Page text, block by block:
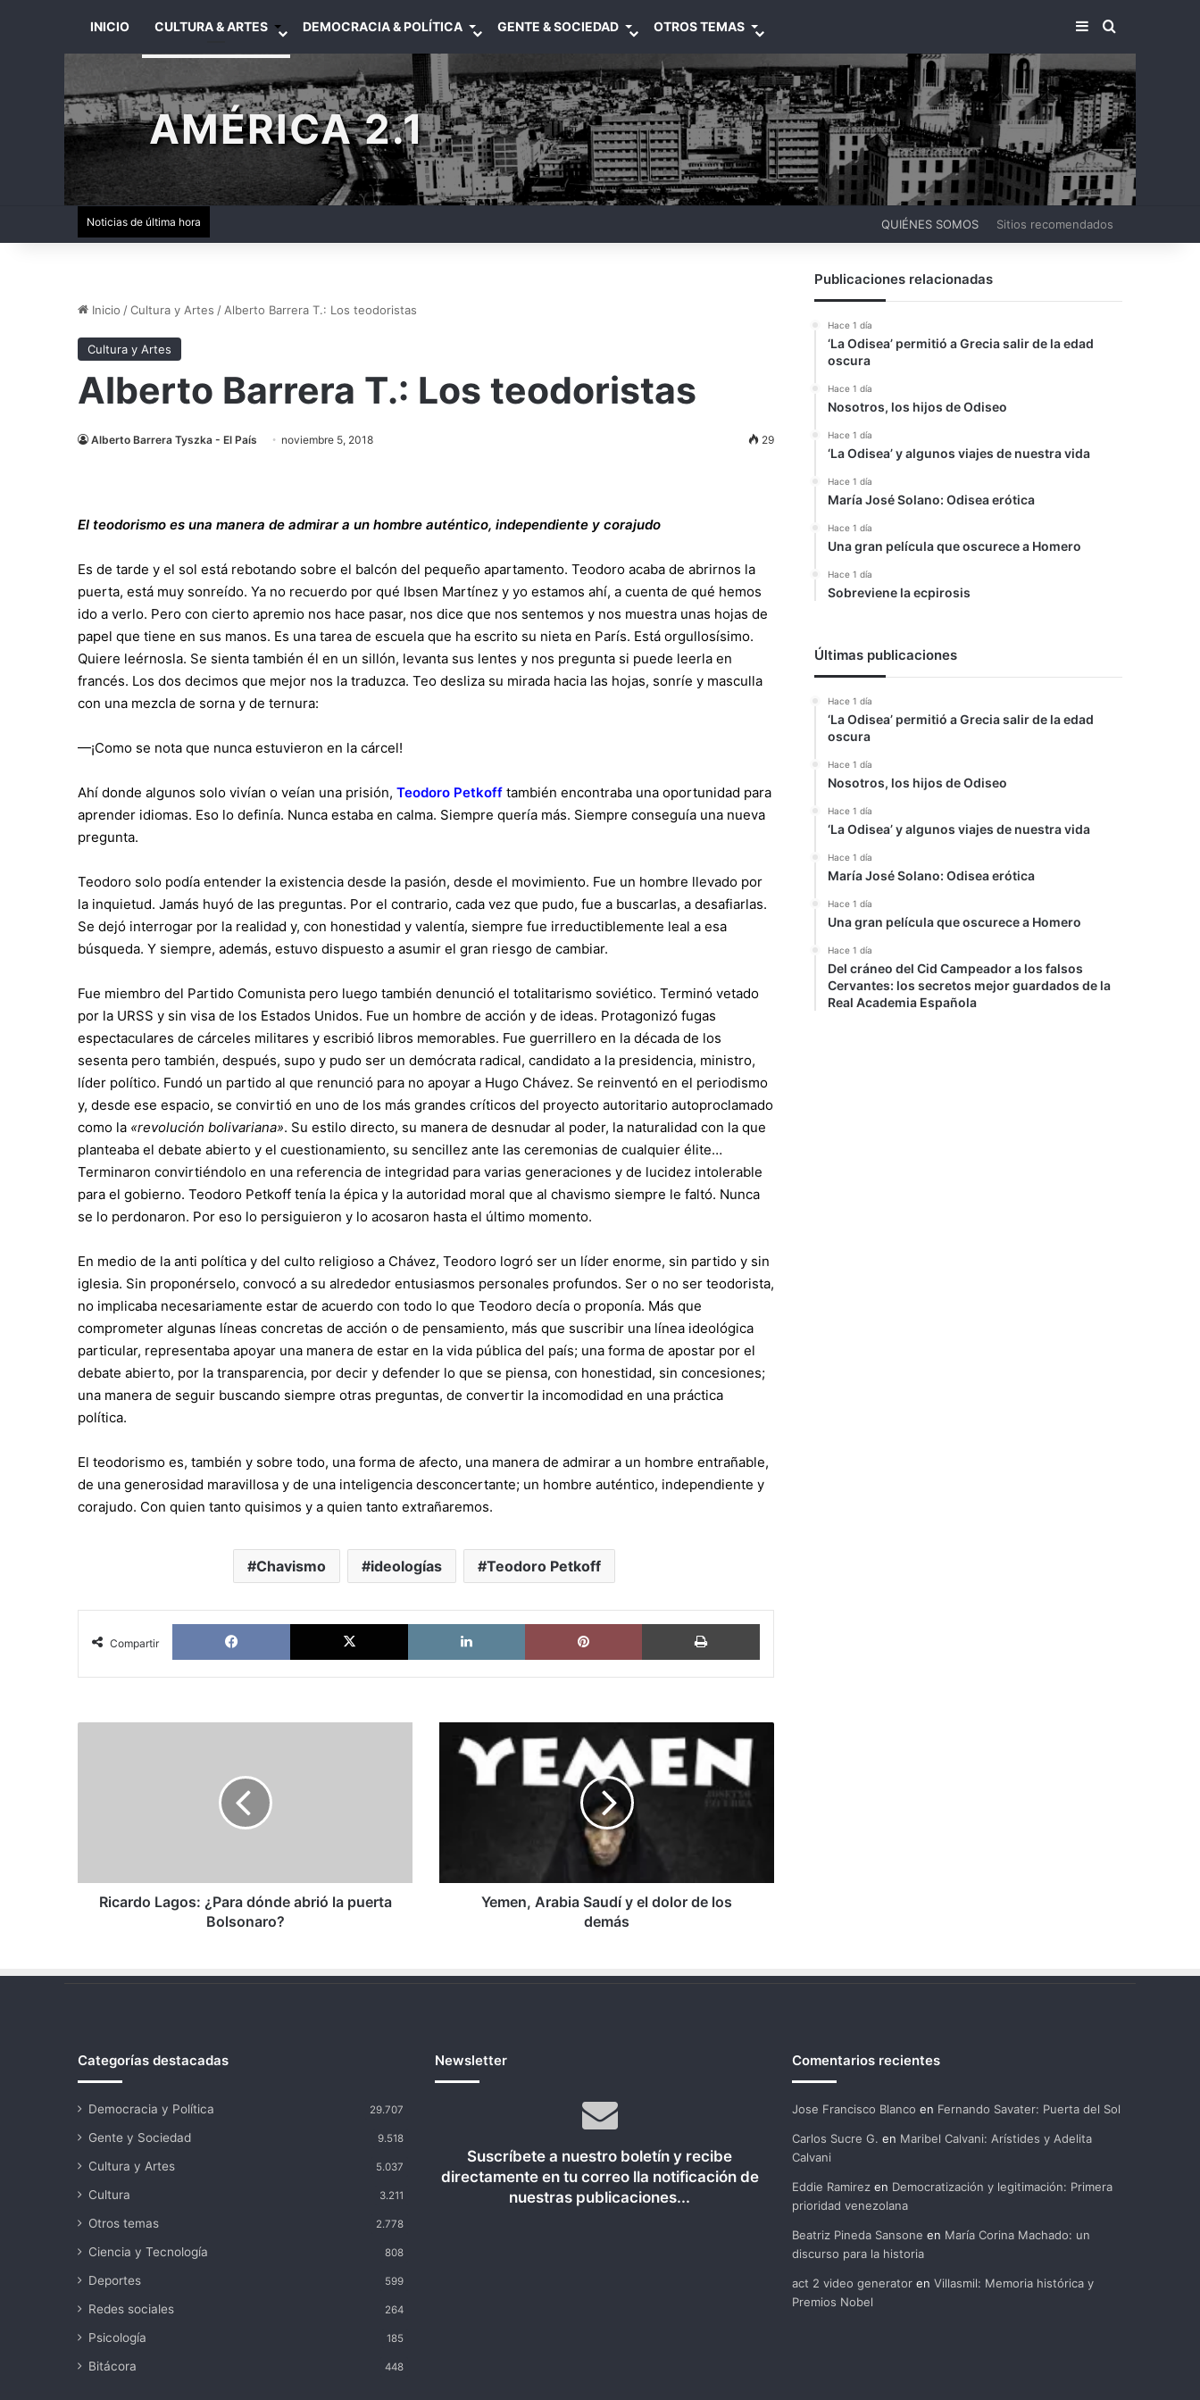
INICIO CULTURA & ARTES DEMOCRACIA & POLÍTICA GENTE & SOCIEDAD OTROS TEMAS BARRA LATERAL
BUSCAR
AMÉRICA 2.1
Noticias de última hora QUIÉNES SOMOS Sitios recomendados
Inicio /Cultura y Artes / Alberto Barrera T.: Los teodoristas
Cultura y Artes
Alberto Barrera T.: Los teodoristas
Alberto Barrera Tyszka - El País noviembre 5, 2018 29
El teodorismo es una manera de admirar a un hombre auténtico, independiente y corajudo
Es de tarde y el sol está rebotando sobre el balcón del pequeño apartamento. Teodoro acaba de abrirnos la
puerta, está muy sonreído. Ya no recuerdo por qué Ibsen Martínez y yo estamos ahí, a cuenta de qué hemos
ido a verlo. Pero con cierto apremio nos hace pasar, nos dice que nos sentemos y nos muestra unas hojas de
papel que tiene en sus manos. Es una tarea de escuela que ha escrito su nieta en París. Está orgullosísimo.
Quiere leérnosla. Se sienta también él en un sillón, levanta sus lentes y nos pregunta si puede leerla en
francés. Los dos decimos que mejor nos la traduzca. Teo desliza su mirada hacia las hojas, sonríe y masculla
con una mezcla de sorna y de ternura:
—¡Como se nota que nunca estuvieron en la cárcel!
Ahí donde algunos solo vivían o veían una prisión, Teodoro Petkoff también encontraba una oportunidad para
aprender idiomas. Eso lo definía. Nunca estaba en calma. Siempre quería más. Siempre conseguía una nueva
pregunta.
Teodoro solo podía entender la existencia desde la pasión, desde el movimiento. Fue un hombre llevado por
la inquietud. Jamás huyó de las preguntas. Por el contrario, cada vez que pudo, fue a buscarlas, a desafiarlas.
Se dejó interrogar por la realidad y, con honestidad y valentía, siempre fue irreductiblemente leal a esa
búsqueda. Y siempre, además, estuvo dispuesto a asumir el gran riesgo de cambiar.
Fue miembro del Partido Comunista pero luego también denunció el totalitarismo soviético. Terminó vetado
por la URSS y sin visa de los Estados Unidos. Fue un hombre de acción y de ideas. Protagonizó fugas
espectaculares de cárceles militares y escribió libros memorables. Fue guerrillero en la década de los
sesenta pero también, después, supo y pudo ser un demócrata radical, candidato a la presidencia, ministro,
líder político. Fundó un partido al que renunció para no apoyar a Hugo Chávez. Se reinventó en el periodismo
y, desde ese espacio, se convirtió en uno de los más grandes críticos del proyecto autoritario autoproclamado
como la «revolución bolivariana». Su estilo directo, su manera de desnudar al poder, la naturalidad con la que
planteaba el debate abierto y el cuestionamiento, su sencillez ante las ceremonias de cualquier élite…
Terminaron convirtiéndolo en una referencia de integridad para varias generaciones y de lucidez intolerable
para el gobierno. Teodoro Petkoff tenía la épica y la autoridad moral que al chavismo siempre le faltó. Nunca
se lo perdonaron. Por eso lo persiguieron y lo acosaron hasta el último momento.
En medio de la anti política y del culto religioso a Chávez, Teodoro logró ser un líder enorme, sin partido y sin
iglesia. Sin proponérselo, convocó a su alrededor entusiasmos personales profundos. Ser o no ser teodorista,
no implicaba necesariamente estar de acuerdo con todo lo que Teodoro decía o proponía. Más que
comprometer algunas líneas concretas de acción o de pensamiento, más que suscribir una línea ideológica
particular, representaba apoyar una manera de estar en la vida pública del país; una forma de apostar por el
debate abierto, por la transparencia, por decir y defender lo que se piensa, con honestidad, sin concesiones;
una manera de seguir buscando siempre otras preguntas, de convertir la incomodidad en una práctica
política.
El teodorismo es, también y sobre todo, una forma de afecto, una manera de admirar a un hombre entrañable,
de una generosidad maravillosa y de una inteligencia desconcertante; un hombre auténtico, independiente y
corajudo. Con quien tanto quisimos y a quien tanto extrañaremos.
Chavismo ideologías Teodoro Petkoff
Compartir
Facebook X LinkedIn Pinterest Imprimir
Ricardo Lagos: ¿Para dónde abrió la puerta
Bolsonaro?
Arabia
demás
Yemen, Arabia Saudí y el dolor de los
demás
Publicaciones relacionadas
Hace 1 día
‘La Odisea’ permitió a Grecia salir de la edad
oscura
Hace 1 día
Nosotros, los hijos de Odiseo
Hace 1 día
‘La Odisea’ y algunos viajes de nuestra vida
Hace 1 día
María José Solano: Odisea erótica
Hace 1 día
Una gran película que oscurece a Homero
Hace 1 día
Sobreviene la ecpirosis
Últimas publicaciones
Hace 1 día
‘La Odisea’ permitió a Grecia salir de la edad
oscura
Hace 1 día
Nosotros, los hijos de Odiseo
Hace 1 día
‘La Odisea’ y algunos viajes de nuestra vida
Hace 1 día
María José Solano: Odisea erótica
Hace 1 día
Una gran película que oscurece a Homero
Hace 1 día
Del cráneo del Cid Campeador a los falsos
Cervantes: los secretos mejor guardados de la
Real Academia Española
Categorías destacadas
Democracia y Política 29.707
Gente y Sociedad 9.518
Cultura y Artes 5.037
Cultura 3.211
Otros temas 2.778
Ciencia y Tecnología 808
Deportes 599
Redes sociales 264
Psicología 185
Bitácora 448
Newsletter
Suscríbete a nuestro boletín y recibe
directamente en tu correo lla notificación de
nuestras publicaciones...
Comentarios recientes
Jose Francisco Blanco en Fernando Savater: Puerta del Sol
Carlos Sucre G. en Maribel Calvani: Arístides y Adelita
Calvani
Eddie Ramirezen Democratización y legitimación: Primera
prioridad venezolana
Beatriz Pineda Sansone en María Corina Machado: un
discurso para la historia
act 2 video generatoren Villasmil: Memoria histórica y
Premios Nobel